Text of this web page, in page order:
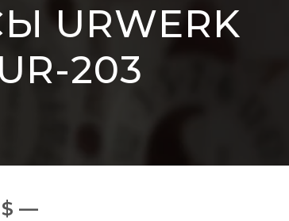
URWERK
203
$ —